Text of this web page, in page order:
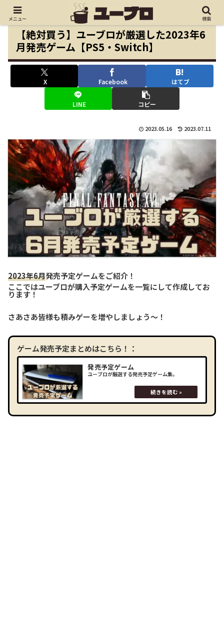
【絶対買う】ユーブロが厳選した2023年6
月発売ゲーム【PS5・Switch】
X Facebook はてブ
LINE コピー
2023.05.16 2023.07.11
2023年6月発売予定ゲームをご紹介！
ここではユーブロが購入予定ゲームを一覧にして作成してお
ります！
さあさあ皆様も積みゲーを増やしましょう～！
ゲーム発売予定まとめはこちら！：
発売予定ゲーム
ユーブロが厳選する発売予定ゲーム集。
メニュー 検索